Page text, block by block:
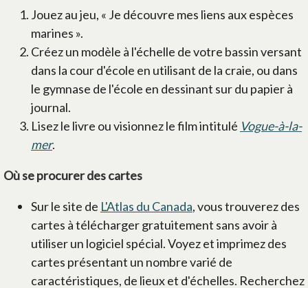
Jouez au jeu, « Je découvre mes liens aux espèces
marines ».
Créez un modèle à l'échelle de votre bassin versant
dans la cour d'école en utilisant de la craie, ou dans
le gymnase de l'école en dessinant sur du papier à
journal.
Lisez le livre ou visionnez le film intitulé Vogue-à-la-
mer.
Où se procurer des cartes
Sur le site de L'Atlas du Canada, vous trouverez des
cartes à télécharger gratuitement sans avoir à
utiliser un logiciel spécial. Voyez et imprimez des
cartes présentant un nombre varié de
caractéristiques, de lieux et d'échelles. Recherchez